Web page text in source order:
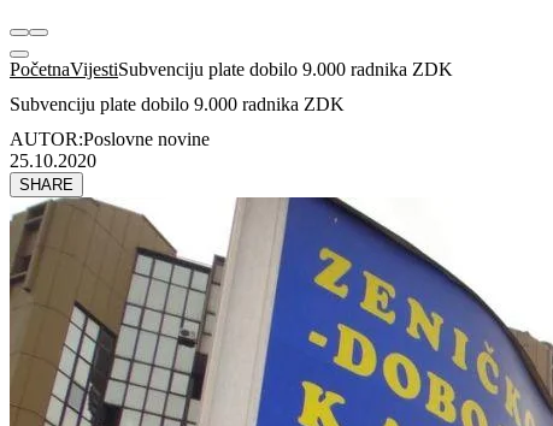
PočetnaVijestiSubvenciju plate dobilo 9.000 radnika ZDK
Subvenciju plate dobilo 9.000 radnika ZDK
AUTOR:Poslovne novine
25.10.2020
SHARE